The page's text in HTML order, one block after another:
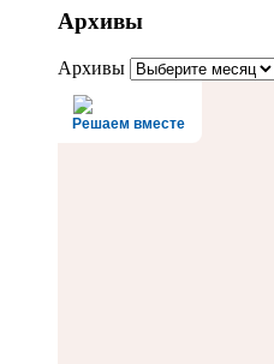
Архивы
Архивы
Решаем вместе